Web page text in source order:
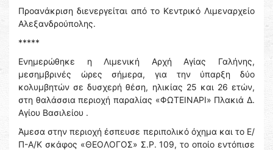
Προανάκριση διενεργείται από το Κεντρικό Λιμεναρχείο
Αλεξανδρούπολης.
*****
Ενημερώθηκε η Λιμενική Αρχή Αγίας Γαλήνης,
μεσημβρινές ώρες σήμερα, για την ύπαρξη δύο
κολυμβητών σε δυσχερή θέση, ηλικίας 25 και 26 ετών,
στη θαλάσσια περιοχή παραλίας «ΦΩΤΕΙΝΑΡΙ» Πλακιά Δ.
Αγίου Βασιλείου .
Άμεσα στην περιοχή έσπευσε περιπολικό όχημα και το Ε/
Π-Α/Κ σκάφος «ΘΕΟΛΟΓΟΣ» Σ.Ρ. 109, το οποίο εντόπισε